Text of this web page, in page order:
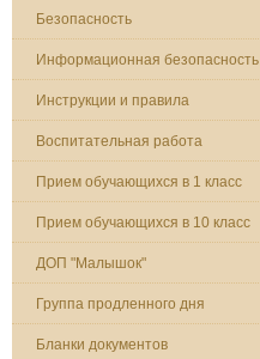
Безопасность
Информационная безопасность
Инструкции и правила
Воспитательная работа
Прием обучающихся в 1 класс
Прием обучающихся в 10 класс
ДОП "Малышок"
Группа продленного дня
Бланки документов